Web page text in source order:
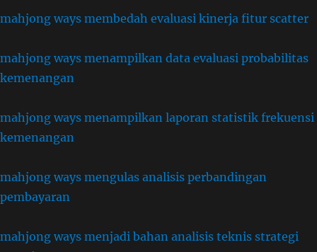
mahjong ways membedah evaluasi kinerja fitur scatter
mahjong ways menampilkan data evaluasi probabilitas
kemenangan
mahjong ways menampilkan laporan statistik frekuensi
kemenangan
mahjong ways mengulas analisis perbandingan
pembayaran
mahjong ways menjadi bahan analisis teknis strategi